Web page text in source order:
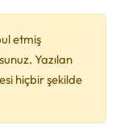
etmiş
Yazılan
hiçbir şekilde